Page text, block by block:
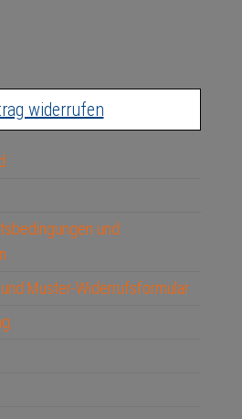
widerrufen
und
Muster-Widerrufsformular